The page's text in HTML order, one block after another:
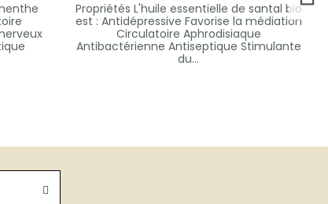
Propriétés L'huile essentielle de santal bio
est : Antidépressive Favorise la médiation
Circulatoire Aphrodisiaque
Antibactérienne Antiseptique Stimulante
du...